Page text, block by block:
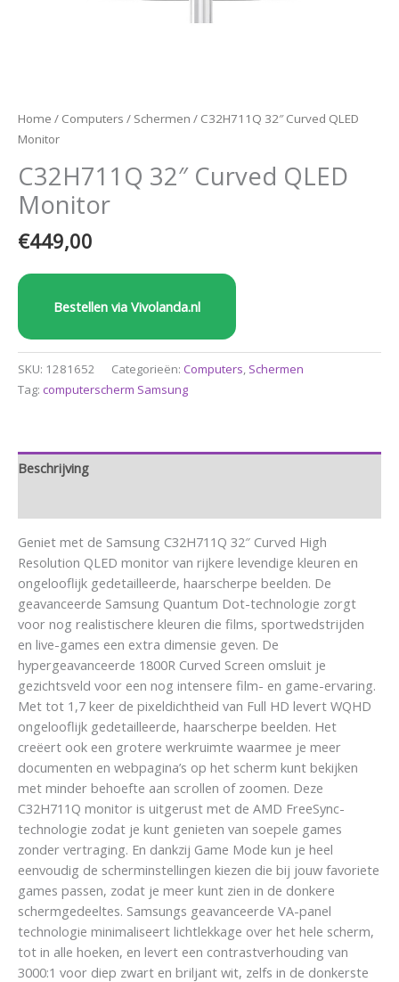
Home / Computers / Schermen / C32H711Q 32″ Curved QLED
Monitor
C32H711Q 32″ Curved QLED
Monitor
€449,00
Bestellen via Vivolanda.nl
SKU: 1281652 Categorieën: Computers, Schermen
Tag: computerscherm Samsung
Beschrijving
Geniet met de Samsung C32H711Q 32″ Curved High
Resolution QLED monitor van rijkere levendige kleuren en
ongelooflijk gedetailleerde, haarscherpe beelden. De
geavanceerde Samsung Quantum Dot-technologie zorgt
voor nog realistischere kleuren die films, sportwedstrijden
en live-games een extra dimensie geven. De
hypergeavanceerde 1800R Curved Screen omsluit je
gezichtsveld voor een nog intensere film- en game-ervaring.
Met tot 1,7 keer de pixeldichtheid van Full HD levert WQHD
ongelooflijk gedetailleerde, haarscherpe beelden. Het
creëert ook een grotere werkruimte waarmee je meer
documenten en webpagina’s op het scherm kunt bekijken
met minder behoefte aan scrollen of zoomen. Deze
C32H711Q monitor is uitgerust met de AMD FreeSync-
technologie zodat je kunt genieten van soepele games
zonder vertraging. En dankzij Game Mode kun je heel
eenvoudig de scherminstellingen kiezen die bij jouw favoriete
games passen, zodat je meer kunt zien in de donkere
schermgedeeltes. Samsungs geavanceerde VA-panel
technologie minimaliseert lichtlekkage over het hele scherm,
tot in alle hoeken, en levert een contrastverhouding van
3000:1 voor diep zwart en briljant wit, zelfs in de donkerste